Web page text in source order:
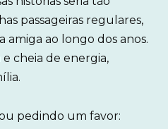
passageiras regulares,
amiga ao longo dos anos.
e cheia de energia,
pedindo um favor: